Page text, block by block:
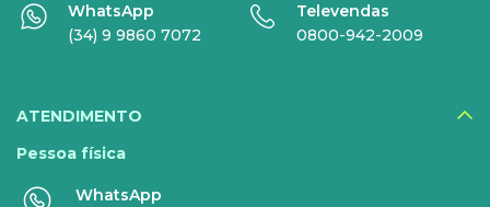
HBO Max
Veja todos serviços
WhatsApp
(34) 9 9860 7072
Televendas
0800-942-2009
ATENDIMENTO
Pessoa física
WhatsApp